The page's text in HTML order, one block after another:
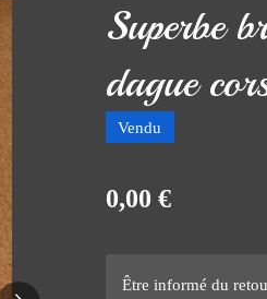
Superbe
dague
Vendu
0,00 €
Être informé du